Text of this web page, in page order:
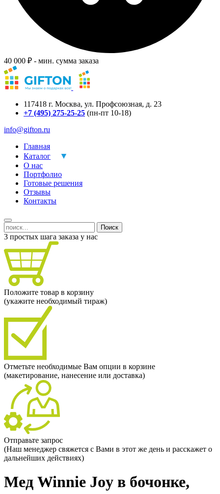
40 000 ₽ - мин. сумма заказа
117418 г. Москва, ул. Профсоюзная, д. 23
+7 (495) 275-25-25 (пн-пт 10-18)
info@gifton.ru
Главная
Каталог
О нас
Портфолио
Готовые решения
Отзывы
Контакты
Поиск
3 простых шага заказа у нас
Положите товар в корзину
(укажите необходимый тираж)
Отметьте необходимые Вам опции в корзине
(макетирование, нанесение или доставка)
Отправьте запрос
(Наш менеджер свяжется с Вами в этот же день и расскажет о
дальнейших действиях)
Мед Winnie Joy в бочонке,